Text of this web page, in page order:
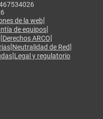
de la web|
de equipos|
|Derechos ARCO|
|Neutralidad de Red|
|Legal y regulatorio